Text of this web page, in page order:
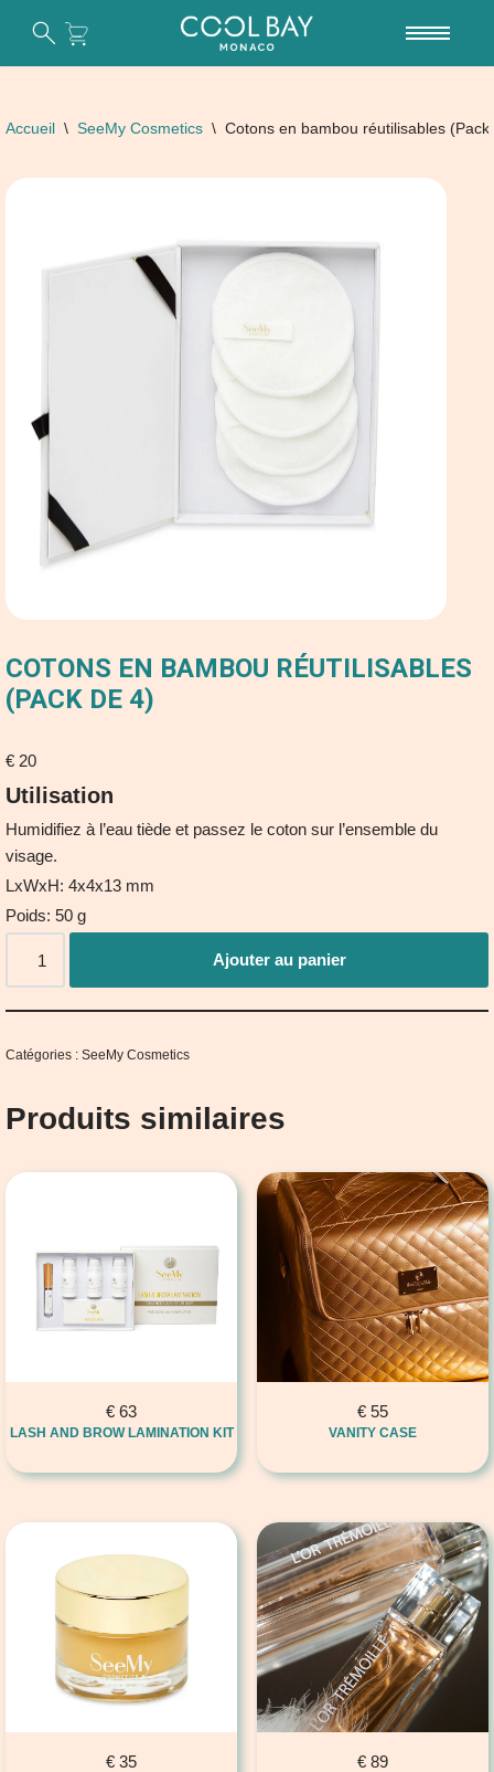
Accueil \ SeeMy Cosmetics \ Cotons en bambou réutilisables (Pack
COTONS EN BAMBOU RÉUTILISABLES
(PACK DE 4)
€ 20
Utilisation
Humidifiez à l’eau tiède et passez le coton sur l’ensemble du
visage.
LxWxH: 4x4x13 mm
Poids: 50 g
Ajouter au panier
Catégories : SeeMy Cosmetics
Produits similaires
€ 63
LASH AND BROW LAMINATION KIT
€55
VANITY CASE
€ 35 €89